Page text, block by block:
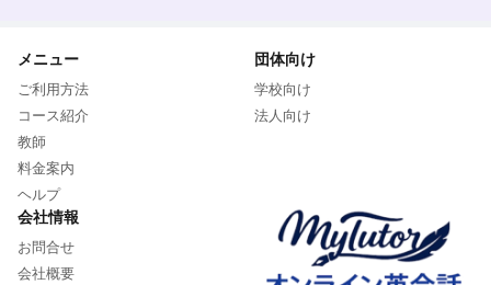
メニュー
ご利用方法
コース紹介
教師
料金案内
ヘルプ
団体向け
学校向け
法人向け
会社情報
お問合せ
会社概要